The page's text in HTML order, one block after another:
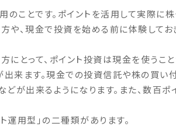
のことです。ポイントを活用して実際に
、現金で投資を始める前に体験してお
とって、ポイント投資は現金を使う
来ます。現金での投資信託や株の買い
が出来るようになります。また、数百ポ
運用型」の二種類があります。